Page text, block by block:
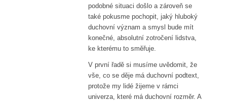
podobné situaci došlo a zároveň se
také pokusme pochopit, jaký hluboký
duchovní význam a smysl bude mít
konečné, absolutní zotročení lidstva,
ke kterému to směřuje.
V první řadě si musíme uvědomit, že
vše, co se děje má duchovní podtext,
protože my lidé žijeme v rámci
univerza, které má duchovní rozměr. A